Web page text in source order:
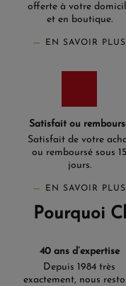
offerte à votre
et en boutique.
EN SAVOIR PLUS
Satisfait ou
Satisfait de votre
ou remboursé sous 15
jours.
EN SAVOIR PLUS
Pourquoi
40 ans d’expertise
Depuis 1984 très
exactement, nous